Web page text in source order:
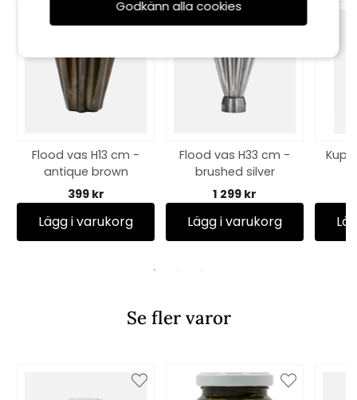
Flood vas H13 cm -
antique brown
399 kr
Lägg i varukorg
Flood vas H33 cm -
brushed silver
1 299 kr
Lägg i varukorg
Se fler varor
Godkänn alla cookies